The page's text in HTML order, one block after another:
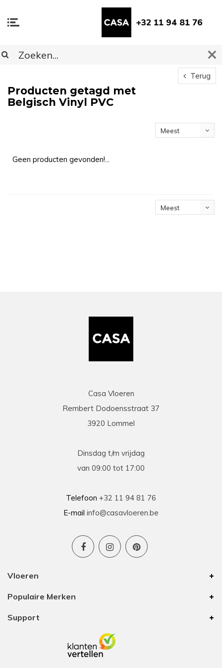
+32 11 94 81 76
Terug
Producten getagd met
Belgisch Vinyl PVC
Meest
Geen producten gevonden!...
Meest
Casa Vloeren
Rembert Dodoensstraat 37
3920 Lommel
Dinsdag t/m vrijdag
van 09:00 tot 17:00
Telefoon +32 11 94 81 76
E-mail info@casavloeren.be
Vloeren
Populaire Merken
Support